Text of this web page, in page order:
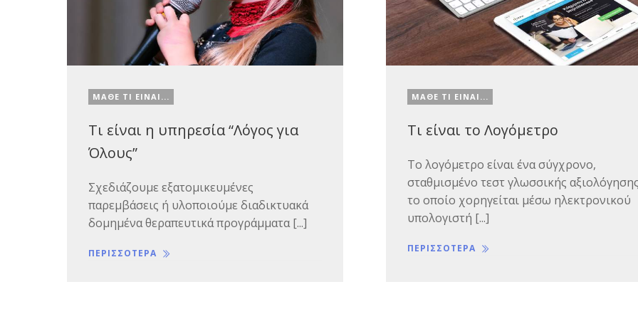
ΜΑΘΕ ΤΙ ΕΙΝΑΙ...
Τι είναι η υπηρεσία “Λόγος για
Όλους”
Σχεδιάζουμε εξατομικευμένες
παρεμβάσεις ή υλοποιούμε διαδικτυακά
δομημένα θεραπευτικά προγράμματα [...]
ΠΕΡΙΣΣΟΤΕΡΑ
ΜΑΘΕ ΤΙ ΕΙΝΑΙ...
Τι είναι το Λογόμετρο
Το λογόμετρο είναι ένα σύγχρονο,
σταθμισμένο τεστ γλωσσικής
το οποίο χορηγείται μέσω ηλεκτρονικού
υπολογιστή [...]
ΠΕΡΙΣΣΟΤΕΡΑ